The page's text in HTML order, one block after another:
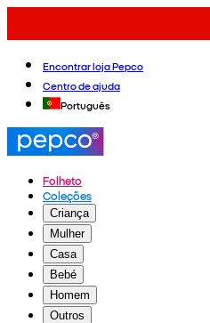
Encontrar loja Pepco
Centro de ajuda
Português
Folheto
Coleções
Criança
Mulher
Casa
Bebé
Homem
Outros